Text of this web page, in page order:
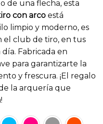
de una flecha, esta
con arco está
limpio y moderno, es
el club de tiro, en tus
Fabricada en
para garantizarte la
y frescura. ¡El regalo
la arquería que